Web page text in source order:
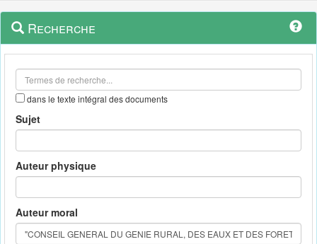
Navigation
outils
Menu
contextuel
Recherche
dans le texte intégral des documents
Sujet
Auteur physique
Auteur moral